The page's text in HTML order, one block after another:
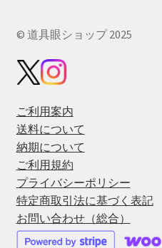
© 道具眼ショップ 2025
ご利用案内
送料について
納期について
ご利用規約
プライバシーポリシー
特定商取引法に基づく表記
お問い合わせ（総合）